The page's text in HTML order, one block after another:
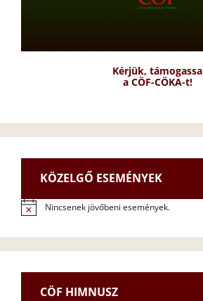
Kérjük, támogassa
a CÖF-CÖKA-t!
KÖZELGŐ ESEMÉNYEK
N
Nincsenek jövőbeni események.
CÖF HIMNUSZ